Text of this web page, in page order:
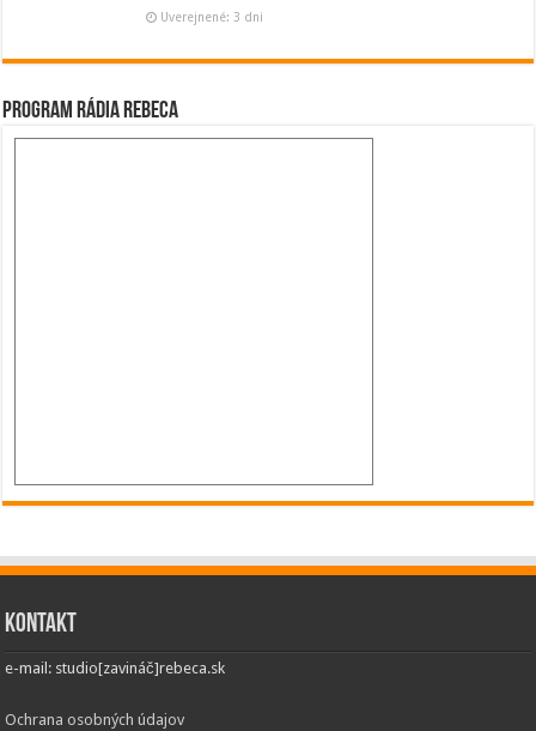
Uverejnené: 3 dni
Program Rádia Rebeca
Kontakt
e-mail: studio[zavináč]rebeca.sk
Ochrana osobných údajov